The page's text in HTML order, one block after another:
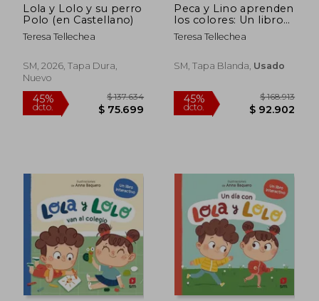
Lola y Lolo y su perro
Polo (en Castellano)
Teresa Tellechea
SM, 2026, Tapa Dura,
Nuevo
Peca y Lino aprenden
los colores: Un libro
para aprender los
colores
Teresa Tellechea
SM, Tapa Blanda, Usado